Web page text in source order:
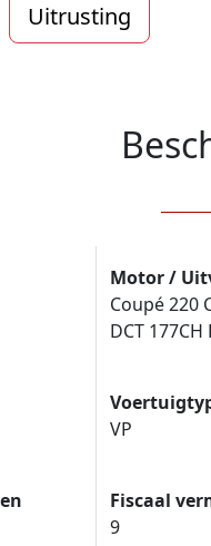
Uitrusting
Motor /
Coupé 220
DCT 177CH
VP
Fiscaal
9